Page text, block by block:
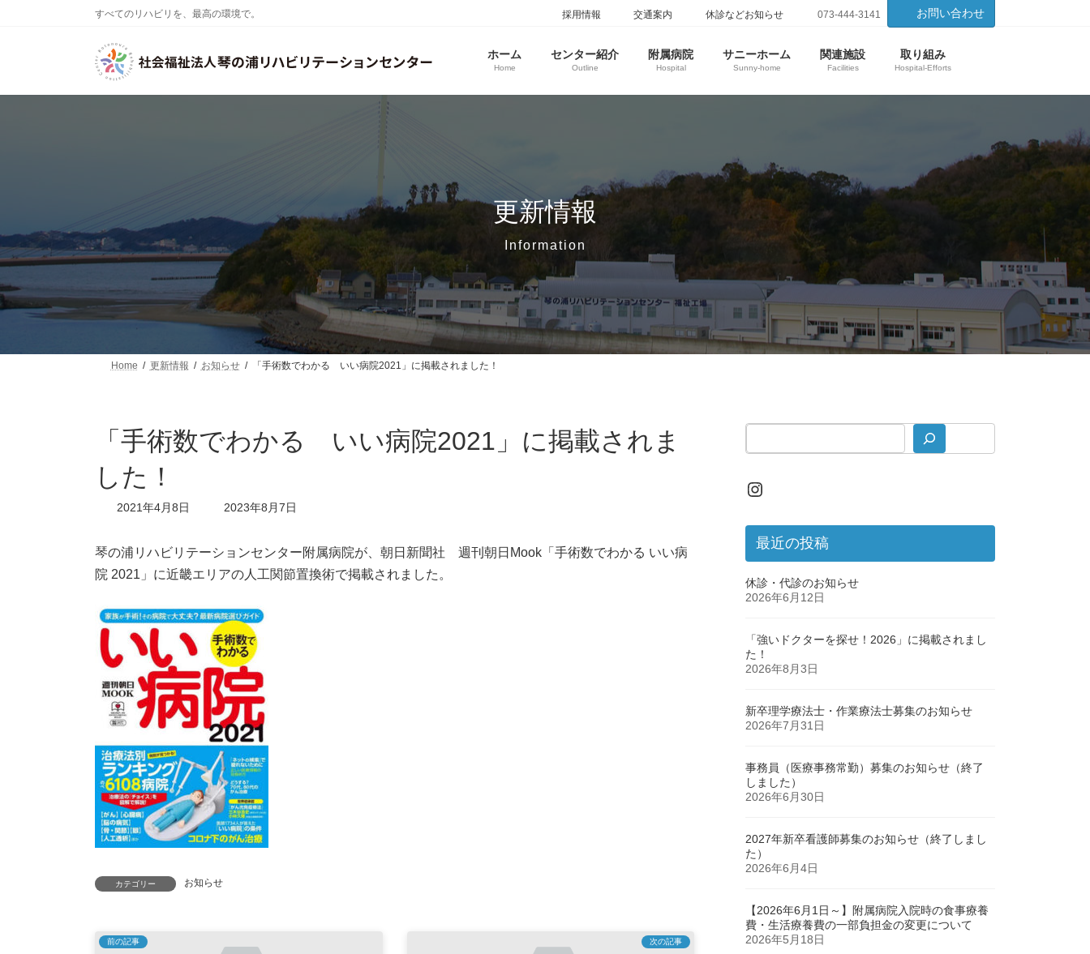
へ
ョ
すべてのリハビリを、最高の環境で。 採用情報 交通案内 休診などお知らせ 073-444-3141 お問い合わせ
ホーム
Home
センター紹介
Outline
附属病院
Hospital
サニーホーム
Sunny-home
関連施設
Facilities
取り組み
Hospital-Efforts
更新情報
Information
Home 更新情報 お知らせ 「手術数でわかる いい病院2021」に掲載されました！
「手術数でわかる いい病院2021」に掲載されま
した！
2021年4月8日
最
新
時
2023年8月7日
琴の浦リハビリテーションセンター附属病院が、朝日新聞社 週刊朝日Mook「手術数でわかる いい病
院 2021」に近畿エリアの人工関節置換術で掲載されました。
カテゴリー お知らせ
前の記事 次の記事
Instagram
最近の投稿
休診・代診のお知らせ
2026年6月12日
「強いドクターを探せ！2026」に掲載されまし
た！
2026年8月3日
新卒理学療法士・作業療法士募集のお知らせ
2026年7月31日
事務員（医療事務常勤）募集のお知らせ（終了
しました）
2026年6月30日
2027年新卒看護師募集のお知らせ（終了しまし
た）
2026年6月4日
【2026年6月1日～】附属病院入院時の食事療養
費・生活療養費の一部負担金の変更について
2026年5月18日